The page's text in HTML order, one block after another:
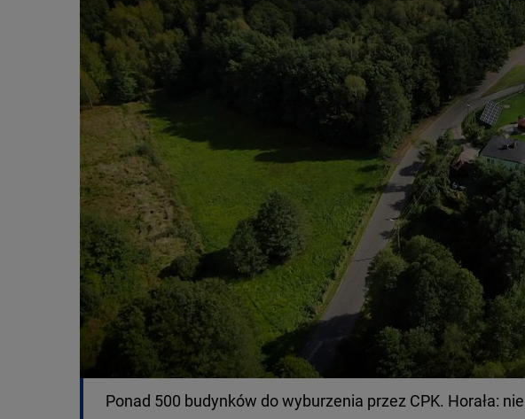
Ponad 500 budynków do wyburzenia przez CPK. Horała: